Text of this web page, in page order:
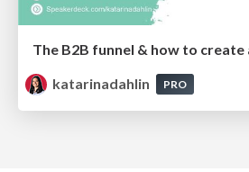
katarinadahlin
PRO